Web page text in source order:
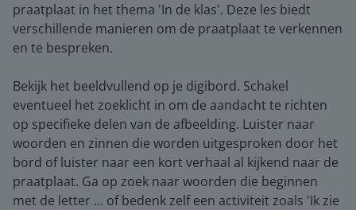
praatplaat in het thema 'In de klas'. Deze les biedt
verschillende manieren om de praatplaat te verkennen
en te bespreken.
Bekijk het beeldvullend op je digibord. Schakel
eventueel het zoeklicht in om de aandacht te richten
op specifieke delen van de afbeelding. Luister naar
woorden en zinnen die worden uitgesproken door het
bord of luister naar een kort verhaal al kijkend naar de
praatplaat. Ga op zoek naar woorden die beginnen
met de letter ... of bedenk zelf een activiteit zoals 'Ik zie